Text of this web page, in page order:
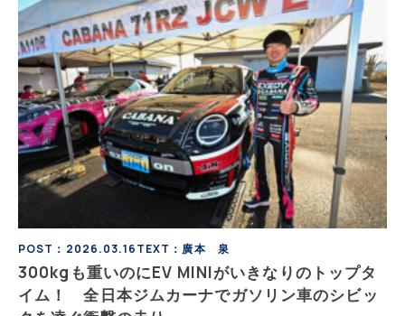
POST：2026.03.16TEXT：廣本 泉
300kgも重いのにEV MINIがいきなりのトップタ
イム！ 全日本ジムカーナでガソリン車のシビッ